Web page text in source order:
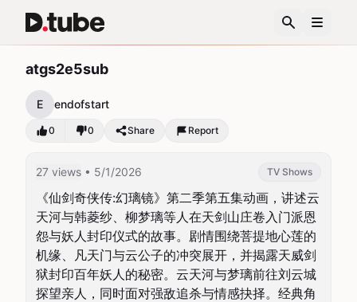
atgs2e5sub
E endofstart
0 0 Share Report
27 views • 5/1/2026 TV Shows
《仙剑奇侠传:幻璃镜》第二季第五集动画，讲述云
天河与韩菱纱、柳梦璃等人在天剑山庄卷入门派恩
怨与妖人封印仪式的故事。剧情围绕菩提地心莲的
机缘、凡天门与云公子的冲突展开，并揭露天威剑
狱封印百年妖人的秘密。云天河与梦璃前往刘云城
探望亲人，同时面对强敌追杀与情感抉择。经典角